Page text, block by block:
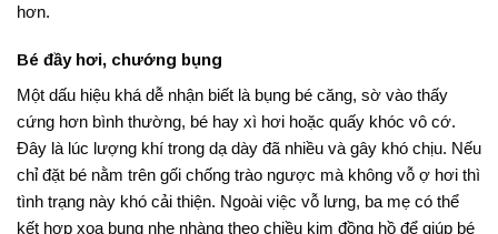
hơn.
Bé đầy hơi, chướng bụng
Một dấu hiệu khá dễ nhận biết là bụng bé căng, sờ vào thấy
cứng hơn bình thường, bé hay xì hơi hoặc quấy khóc vô cớ.
Đây là lúc lượng khí trong dạ dày đã nhiều và gây khó chịu. Nếu
chỉ đặt bé nằm trên gối chống trào ngược mà không vỗ ợ hơi thì
tình trạng này khó cải thiện. Ngoài việc vỗ lưng, ba mẹ có thể
kết hợp xoa bụng nhẹ nhàng theo chiều kim đồng hồ để giúp bé